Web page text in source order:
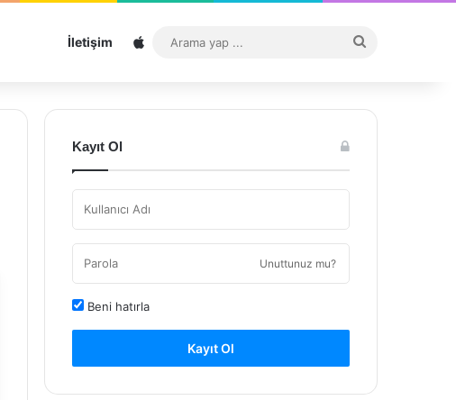
İletişim Sitemap
...
Kayıt Ol
Unuttunuz mu?
Beni hatırla
Kayıt Ol